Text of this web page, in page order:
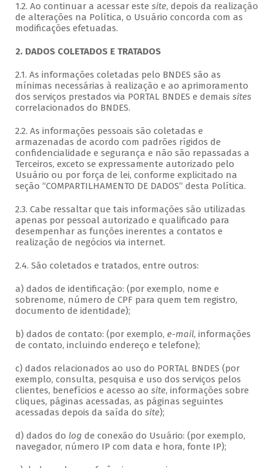
1.2. Ao continuar a acessar este site, depois da realização
de alterações na Política, o Usuário concorda com as
modificações efetuadas.
2. DADOS COLETADOS E TRATADOS
2.1. As informações coletadas pelo BNDES são as
mínimas necessárias à realização e ao aprimoramento
dos serviços prestados via PORTAL BNDES e demais sites
correlacionados do BNDES.
2.2. As informações pessoais são coletadas e
armazenadas de acordo com padrões rígidos de
confidencialidade e segurança e não são repassadas a
Terceiros, exceto se expressamente autorizado pelo
Usuário ou por força de lei, conforme explicitado na
seção “COMPARTILHAMENTO DE DADOS” desta Política.
2.3. Cabe ressaltar que tais informações são utilizadas
apenas por pessoal autorizado e qualificado para
desempenhar as funções inerentes a contatos e
realização de negócios via internet.
2.4. São coletados e tratados, entre outros:
a) dados de identificação: (por exemplo, nome e
sobrenome, número de CPF para quem tem registro,
documento de identidade);
b) dados de contato: (por exemplo, e-mail, informações
de contato, incluindo endereço e telefone);
c) dados relacionados ao uso do PORTAL BNDES (por
exemplo, consulta, pesquisa e uso dos serviços pelos
clientes, benefícios e acesso ao site, informações sobre
cliques, páginas acessadas, as páginas seguintes
acessadas depois da saída do site);
d) dados do log de conexão do Usuário: (por exemplo,
navegador, número IP com data e hora, fonte IP);